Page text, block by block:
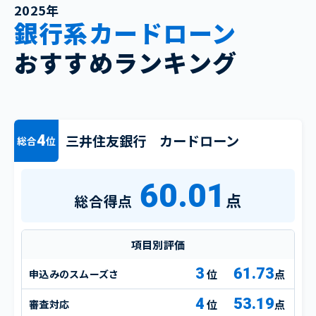
2025年
銀行系カードローン
おすすめランキング
総合4位 三井住友銀行 カードローン
総合得点 60.01 点
項目別評価
申込みのスムーズさ 3 61.73点
審査対応 4 53.19点